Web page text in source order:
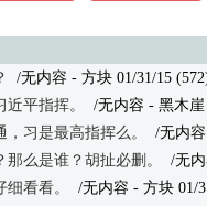
/无内容 - 方块 01/31/15
平指挥。
/无内容 - 黑木崖
习是最高指挥么。
/无内容
么是谁？胡扯必删。
/无
看看。
/无内容 - 方块 01/